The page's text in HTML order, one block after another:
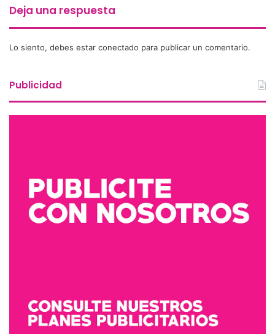
web
Deja una respuesta
Lo siento, debes estar conectado para publicar un comentario.
Publicidad